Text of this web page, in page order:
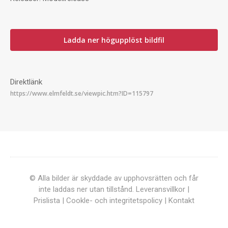
Ladda ner högupplöst bildfil
Direktlänk
© Alla bilder är skyddade av upphovsrätten och får
inte laddas ner utan tillstånd. Leveransvillkor |
Prislista | Cookle- och integritetspolicy | Kontakt